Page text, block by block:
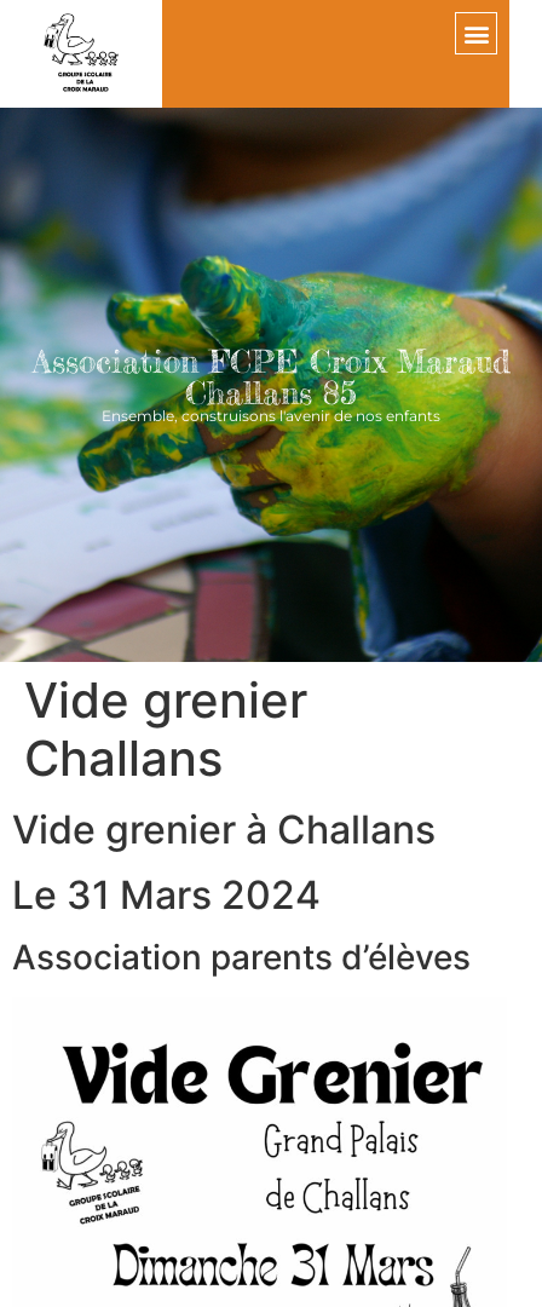
Association FCPE Croix Maraud
Challans 85
Ensemble, construisons l'avenir de nos enfants
Vide grenier
Challans
Vide grenier à Challans
Le 31 Mars 2024
Association parents d’élèves